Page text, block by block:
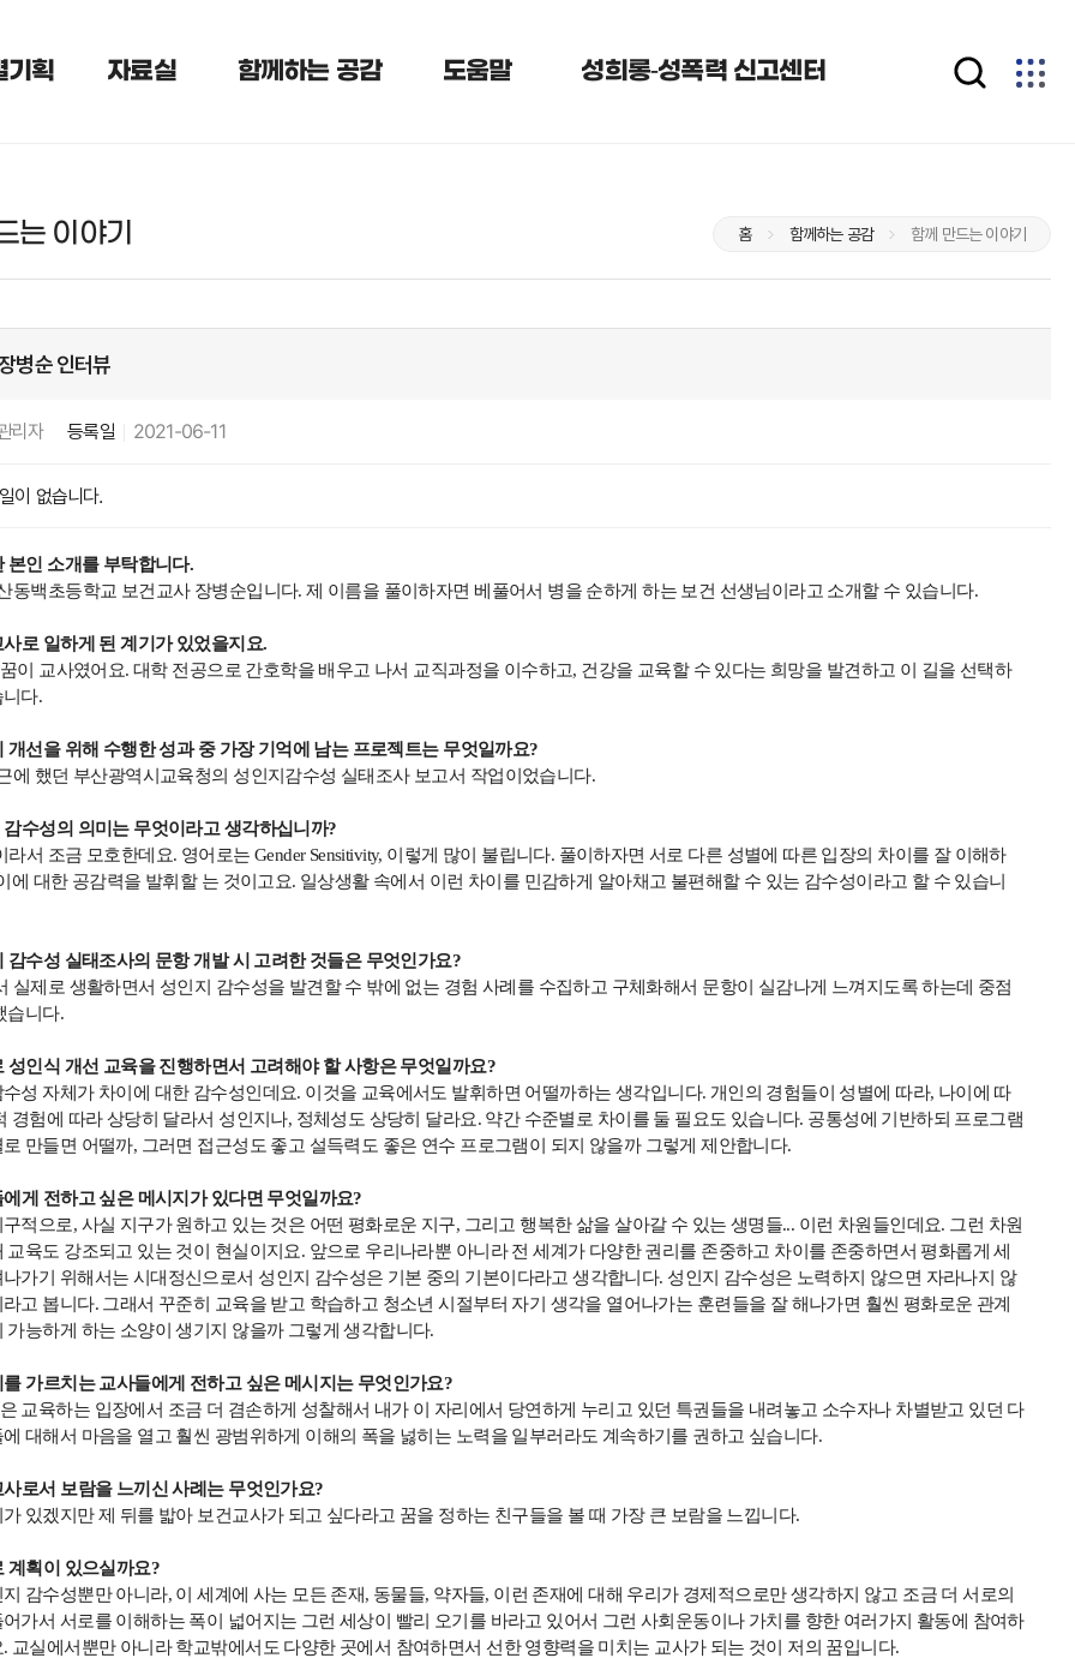
기획 자료실 함께하는 공감 도움말 성희롱-성폭력 신고센터
는 이야기 홈 함께하는 공감 함께 만드는 이야기
병순 인터뷰
리자 등록일 2021-06-11
이 없습니다.
본인 소개를 부탁합니다.
동백초등학교 보건교사 장병순입니다.제 이름을 풀이하자면 베풀어서 병을 순하게 하는 보건 선생님이라고 소개할 수 있습니다.
사로 일하게 된 계기가 있었을지요.
이 교사였어요.대학 전공으로 간호학을 배우고 나서 교직과정을 이수하고, 건강을 교육할 수 있다는 희망을 발견하고 이 길을 선택하
니다.
개선을 위해 수행한 성과 중 가장 기억에 남는 프로젝트는 무엇일까요?
에 했던 부산광역시교육청의 성인지감수성 실태조사 보고서 작업이었습니다.
감수성의 의미는 무엇이라고 생각하십니까?
라서 조금 모호한데요. 영어로는 Gender Sensitivity, 이렇게 많이 불립니다. 풀이하자면 서로 다른 성별에 따른 입장의 차이를 잘 이해하
에 대한 공감력을 발휘할 는 것이고요. 일상생활 속에서 이런 차이를 민감하게 알아채고 불편해할 수 있는 감수성이라고 할 수 있습니
감수성 실태조사의 문항 개발 시 고려한 것들은 무엇인가요?
실제로 생활하면서 성인지 감수성을 발견할 수 밖에 없는 경험 사례를 수집하고 구체화해서 문항이 실감나게 느껴지도록 하는데 중점
습니다.
성인식 개선 교육을 진행하면서 고려해야 할 사항은 무엇일까요?
성 자체가 차이에 대한 감수성인데요. 이것을 교육에서도 발휘하면 어떨까하는 생각입니다. 개인의 경험들이 성별에 따라, 나이에 따
경험에 따라 상당히 달라서 성인지나, 정체성도 상당히 달라요. 약간 수준별로 차이를 둘 필요도 있습니다. 공통성에 기반하되 프로그램
만들면 어떨까, 그러면 접근성도 좋고 설득력도 좋은 연수 프로그램이 되지 않을까 그렇게 제안합니다.
에게 전하고 싶은 메시지가 있다면 무엇일까요?
적으로, 사실 지구가 원하고 있는 것은 어떤 평화로운 지구, 그리고 행복한 삶을 살아갈 수 있는 생명들... 이런 차원들인데요. 그런 차원
교육도 강조되고 있는 것이 현실이지요. 앞으로 우리나라뿐 아니라 전 세계가 다양한 권리를 존중하고 차이를 존중하면서 평화롭게 세
나가기 위해서는 시대정신으로서 성인지 감수성은 기본 중의 기본이다라고 생각합니다. 성인지 감수성은 노력하지 않으면 자라나지 않
고 봅니다. 그래서 꾸준히 교육을 받고 학습하고 청소년 시절부터 자기 생각을 열어나가는 훈련들을 잘 해나가면 훨씬 평화로운 관계
가능하게 하는 소양이 생기지 않을까 그렇게 생각합니다.
가르치는 교사들에게 전하고 싶은 메시지는 무엇인가요?
교육하는 입장에서 조금 더 겸손하게 성찰해서 내가 이 자리에서 당연하게 누리고 있던 특권들을 내려놓고 소수자나 차별받고 있던 다
에 대해서 마음을 열고 훨씬 광범위하게 이해의 폭을 넗히는 노력을 일부러라도 계속하기를 권하고 싶습니다.
사로서 보람을 느끼신 사례는 무엇인가요?
가 있겠지만 제 뒤를 밟아 보건교사가 되고 싶다라고 꿈을 정하는 친구들을 볼 때 가장 큰 보람을 느낍니다.
계획이 있으실까요?
지 감수성뿐만 아니라, 이 세계에 사는 모든 존재, 동물들, 약자들, 이런 존재에 대해 우리가 경제적으로만 생각하지 않고 조금 더 서로의
어가서 서로를 이해하는 폭이 넓어지는 그런 세상이 빨리 오기를 바라고 있어서 그런 사회운동이나 가치를 향한 여러가지 활동에 참여하
. 교실에서뿐만 아니라 학교밖에서도 다양한 곳에서 참여하면서 선한 영향력을 미치는 교사가 되는 것이 저의 꿈입니다.